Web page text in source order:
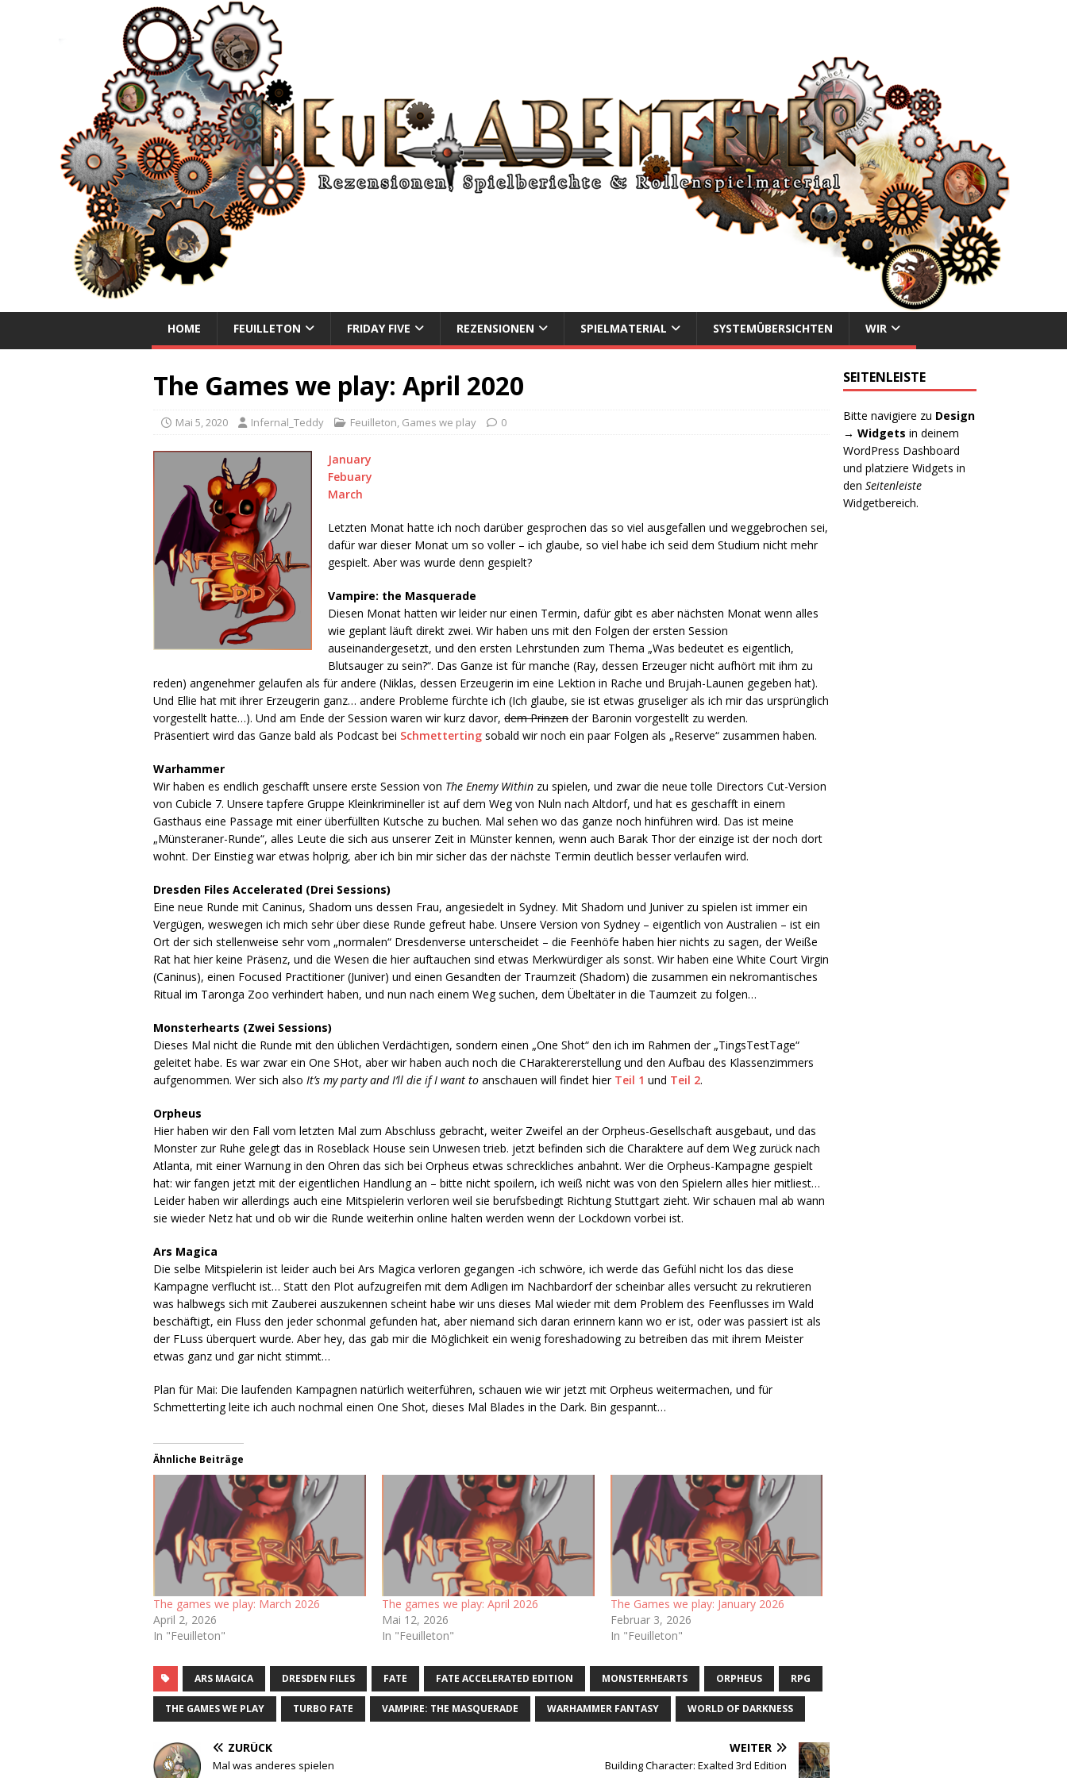
NEUE ABENTEUER
HOME FEUILLETON FRIDAY FIVE REZENSIONEN SPIELMATERIAL SYSTEMÜBERSICHTEN WIR
The Games we play: April 2020
Mai 5, 2020 Infernal_Teddy Feuilleton, Games we play 0
January
Febuary
March
Letzten Monat hatte ich noch darüber gesprochen das so viel ausgefallen und weggebrochen sei,
dafür war dieser Monat um so voller – ich glaube, so viel habe ich seid dem Studium nicht mehr
gespielt. Aber was wurde denn gespielt?
Vampire: the Masquerade
Diesen Monat hatten wir leider nur einen Termin, dafür gibt es aber nächsten Monat wenn alles
wie geplant läuft direkt zwei. Wir haben uns mit den Folgen der ersten Session
auseinandergesetzt, und den ersten Lehrstunden zum Thema „Was bedeutet es eigentlich,
Blutsauger zu sein?“. Das Ganze ist für manche (Ray, dessen Erzeuger nicht aufhört mit ihm zu
reden) angenehmer gelaufen als für andere (Niklas, dessen Erzeugerin im eine Lektion in Rache und Brujah-Launen gegeben hat).
Und Ellie hat mit ihrer Erzeugerin ganz… andere Probleme fürchte ich (Ich glaube, sie ist etwas gruseliger als ich mir das ursprünglich
vorgestellt hatte…). Und am Ende der Session waren wir kurz davor,dem Prinzender Baronin vorgestellt zu werden.
Präsentiert wird das Ganze bald als Podcast bei Schmetterting sobald wir noch ein paar Folgen als „Reserve“ zusammen haben.
Warhammer
Wir haben es endlich geschafft unsere erste Session von The Enemy Within zu spielen, und zwar die neue tolle Directors Cut-Version
von Cubicle 7. Unsere tapfere Gruppe Kleinkrimineller ist auf dem Weg von Nuln nach Altdorf, und hat es geschafft in einem
Gasthaus eine Passage mit einer überfüllten Kutsche zu buchen. Mal sehen wo das ganze noch hinführen wird. Das ist meine
„Münsteraner-Runde“, alles Leute die sich aus unserer Zeit in Münster kennen, wenn auch Barak Thor der einzige ist der noch dort
wohnt. Der Einstieg war etwas holprig, aber ich bin mir sicher das der nächste Termin deutlich besser verlaufen wird.
Dresden Files Accelerated (Drei Sessions)
Eine neue Runde mit Caninus, Shadom uns dessen Frau, angesiedelt in Sydney. Mit Shadom und Juniver zu spielen ist immer ein
Vergügen, weswegen ich mich sehr über diese Runde gefreut habe. Unsere Version von Sydney – eigentlich von Australien – ist ein
Ort der sich stellenweise sehr vom „normalen“ Dresdenverse unterscheidet – die Feenhöfe haben hier nichts zu sagen, der Weiße
Rat hat hier keine Präsenz, und die Wesen die hier auftauchen sind etwas Merkwürdiger als sonst. Wir haben eine White Court Virgin
(Caninus), einen Focused Practitioner (Juniver) und einen Gesandten der Traumzeit (Shadom) die zusammen ein nekromantisches
Ritual im Taronga Zoo verhindert haben, und nun nach einem Weg suchen, dem Übeltäter in die Taumzeit zu folgen…
Monsterhearts (Zwei Sessions)
Dieses Mal nicht die Runde mit den üblichen Verdächtigen, sondern einen „One Shot“ den ich im Rahmen der „TingsTestTage“
geleitet habe. Es war zwar ein One SHot, aber wir haben auch noch die CHaraktererstellung und den Aufbau des Klassenzimmers
aufgenommen. Wer sich alsoIt’s my party and I’ll die if I want toanschauen will findet hier Teil 1 und Teil 2.
Orpheus
Hier haben wir den Fall vom letzten Mal zum Abschluss gebracht, weiter Zweifel an der Orpheus-Gesellschaft ausgebaut, und das
Monster zur Ruhe gelegt das in Roseblack House sein Unwesen trieb. jetzt befinden sich die Charaktere auf dem Weg zurück nach
Atlanta, mit einer Warnung in den Ohren das sich bei Orpheus etwas schreckliches anbahnt. Wer die Orpheus-Kampagne gespielt
hat: wir fangen jetzt mit der eigentlichen Handlung an – bitte nicht spoilern, ich weiß nicht was von den Spielern alles hier mitliest…
Leider haben wir allerdings auch eine Mitspielerin verloren weil sie berufsbedingt Richtung Stuttgart zieht. Wir schauen mal ab wann
sie wieder Netz hat und ob wir die Runde weiterhin online halten werden wenn der Lockdown vorbei ist.
Ars Magica
Die selbe Mitspielerin ist leider auch bei Ars Magica verloren gegangen -ich schwöre, ich werde das Gefühl nicht los das diese
Kampagne verflucht ist… Statt den Plot aufzugreifen mit dem Adligen im Nachbardorf der scheinbar alles versucht zu rekrutieren
was halbwegs sich mit Zauberei auszukennen scheint habe wir uns dieses Mal wieder mit dem Problem des Feenflusses im Wald
beschäftigt, ein Fluss den jeder schonmal gefunden hat, aber niemand sich daran erinnern kann wo er ist, oder was passiert ist als
der FLuss überquert wurde. Aber hey, das gab mir die Möglichkeit ein wenig foreshadowing zu betreiben das mit ihrem Meister
etwas ganz und gar nicht stimmt…
Plan für Mai: Die laufenden Kampagnen natürlich weiterführen, schauen wie wir jetzt mit Orpheus weitermachen, und für
Schmetterting leite ich auch nochmal einen One Shot, dieses Mal Blades in the Dark. Bin gespannt…
Ähnliche Beiträge
The games we play: March 2026
April 2, 2026
In "Feuilleton"
The games we play: April 2026
Mai 12, 2026
In "Feuilleton"
The Games we play: January 2026
Februar 3, 2026
In "Feuilleton"
ARS MAGICA DRESDEN FILES FATE FATE ACCELERATED EDITION MONSTERHEARTS ORPHEUS RPG
THE GAMES WE PLAY TURBO FATE VAMPIRE: THE MASQUERADE WARHAMMER FANTASY WORLD OF DARKNESS
ZURÜCK
Mal was anderes spielen
WEITER
Building Character: Exalted 3rd Edition
SEITENLEISTE
Bitte navigiere zu Design
→ Widgets in deinem
WordPress Dashboard
und platziere Widgets in
denSeitenleiste
Widgetbereich.